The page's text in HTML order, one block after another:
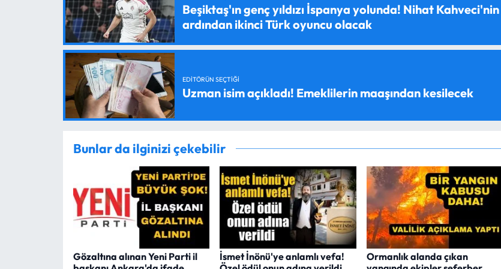
Beşiktaş'ın genç yıldızı İspanya yolunda! Nihat Kahveci'nin
ardından ikinci Türk oyuncu olacak
EDITÖRÜN SEÇTIĞI
Uzman isim açıkladı! Emeklilerin maaşından kesilecek
Bunlar da ilginizi çekebilir
Gözaltına alınan Yeni Parti il
İsmet İnönü'ye anlamlı vefa!
Ormanlık alanda çıkan